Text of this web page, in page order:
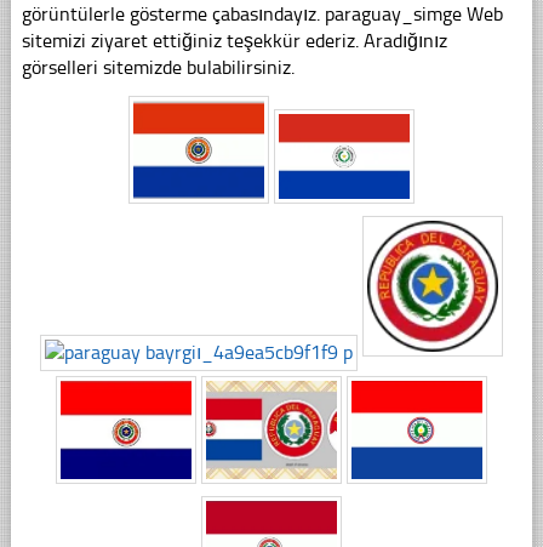
görüntülerle gösterme çabasındayız. paraguay_simge Web
sitemizi ziyaret ettiğiniz teşekkür ederiz. Aradığınız
görselleri sitemizde bulabilirsiniz.